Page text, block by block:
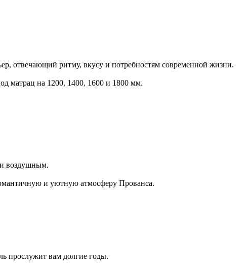
отвечающий ритму, вкусу и потребностям современной жизни.
матрац на 1200, 1400, 1600 и 1800 мм.
и воздушным.
и уютную атмосферу Прованса.
прослужит вам долгие годы.